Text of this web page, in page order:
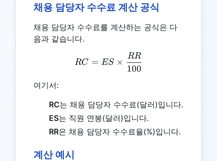
채용 담당자 수수료 계산 공식
채용 담당자 수수료를 계산하는 공식은 다
음과 같습니다.
RC = ES \times
RC = ES ×
100
RR
여기서:
RC는 채용 담당자 수수료(달러)입니다.
ES는 직원 연봉(달러)입니다.
RR은 채용 담당자 수수료율(%)입니다.
계산 예시